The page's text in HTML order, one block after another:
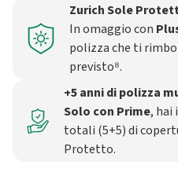
Zurich Sole
In omaggio con
polizza che ti
previsto⁸.
+5 anni di polizza
Solo con Prime, hai
totali (5+5) di
Protetto.